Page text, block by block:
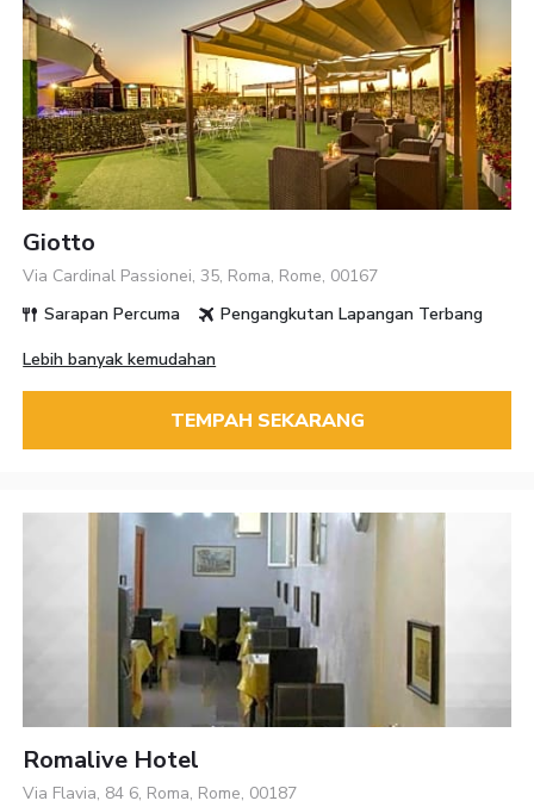
Giotto
Via Cardinal Passionei, 35, Roma, Rome, 00167
Sarapan Percuma
Pengangkutan Lapangan Terbang
Lebih banyak kemudahan
TEMPAH SEKARANG
Romalive Hotel
Via Flavia, 84 6, Roma, Rome, 00187